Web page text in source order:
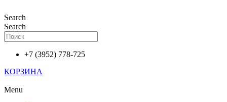
к
содержимому
Search
Search
+7 (3952) 778-725
КОРЗИНА
Menu